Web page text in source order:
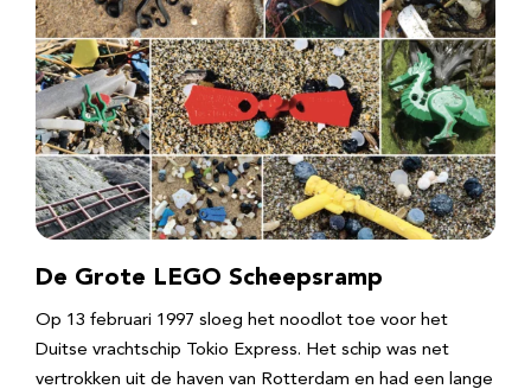
De Grote LEGO Scheepsramp
Op 13 februari 1997 sloeg het noodlot toe voor het
Duitse vrachtschip Tokio Express. Het schip was net
vertrokken uit de haven van Rotterdam en had een lange